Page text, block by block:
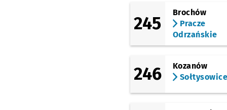
245
Brochów
Pracze
Odrzańskie
246
Kozanów